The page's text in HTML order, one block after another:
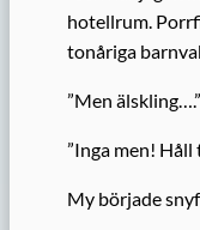
hotellrum.
tonåriga
”Men
”Inga men! Håll
My började